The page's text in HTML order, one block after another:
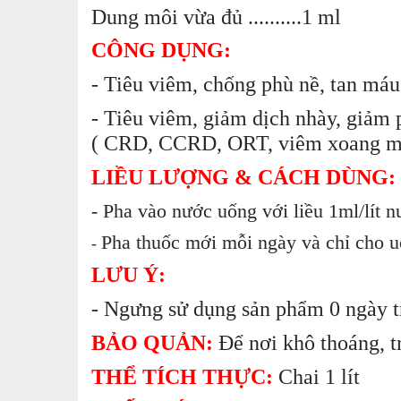
DỤNG CỤ THÚ Y - CHĂN NUÔI
Dung môi vừa đủ ..........1 ml
CÔNG DỤNG:
- Tiêu viêm, chống phù nề, tan
- Tiêu viêm, giảm dịch nhày, giảm
( CRD, CCRD, ORT, viêm xoang
LIỀU LƯỢNG & CÁCH DÙNG:
- Pha vào nước uống với liều 1ml/lít
- Pha thuốc mới mỗi ngày và chỉ cho
LƯU Ý:
- Ngưng sử dụng sản phẩm 0
BẢO QUẢN: Để nơi khô thoáng,
THỂ TÍCH THỰC: Chai 1 lít